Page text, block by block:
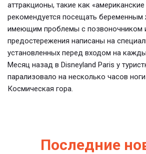
аттракционы, такие как «американские
рекомендуется посещать
имеющим проблемы с позвоночником
предостережения написаны на
установленных перед входом на
Месяц назад в Disneyland Paris у
парализовало на несколько часов
Космическая гора.
Последние